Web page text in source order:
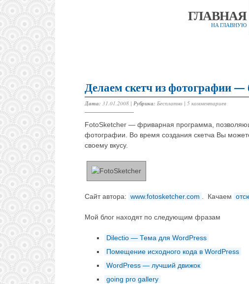
ГЛАВНАЯ
НА ГЛАВНУЮ
Делаем скетч из фотографии —
Дата: 31.01.2008 | Рубрика: Бесплатно | 5 комментариев
FotoSketcher — фриварная программа,
фотографии. Во время создания скетча Вы
своему вкусу.
Сайт автора: www.fotosketcher.com . Качаем
Мой блог находят по следующим фразам
Dilectio — Тема для WordPress
Помещение исходного кода в WordPress
WordPress — лучший движок
going pro gallery